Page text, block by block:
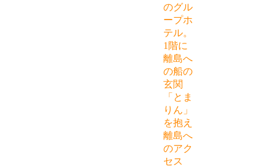
のグル
ープホ
テル。
1階に
離島へ
の船の
玄関
「とま
りん」
を抱え
離島へ
のアク
セス